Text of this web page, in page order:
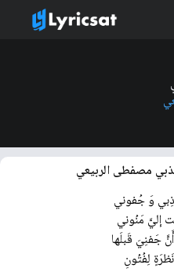
مصفطى الربيعي
وَ جُفوني
إليَّ مَنُوني
جَفنِيَ قَبلَها
لِفُتُونِ